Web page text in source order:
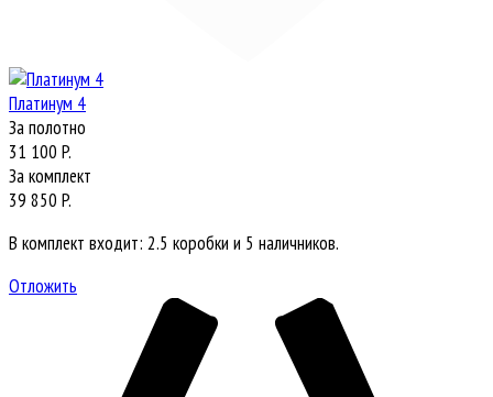
Платинум 4
За полотно
31 100 P.
За комплект
39 850 P.
В комплект входит: 2.5 коробки и 5 наличников.
Отложить